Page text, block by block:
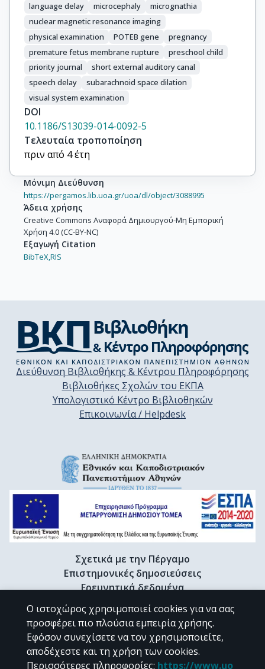
language delay
microcephaly
micrognathia
nuclear magnetic resonance imaging
physical examination
POTEB gene
pregnancy
premature fetus membrane rupture
preschool child
priority journal
short external auditory canal
speech delay
subarachnoid space dilation
visual system examination
DOI
10.1186/S13039-014-0092-5
Τελευταία τροποποίηση
πριν από 4 έτη
Μόνιμη Διεύθυνση
https://pergamos.lib.uoa.gr/uoa/dl/object/3088995
Άδεια χρήσης
Creative Commons Αναφορά Δημιουργού-Μη Εμπορική
Χρήση 4.0 (CC-BY-NC)
Εξαγωγή Citation
BibTeX,RIS
Διεύθυνση Βιβλιοθήκης & Κέντρου Πληροφόρησης
Βιβλιοθήκες Σχολών του ΕΚΠΑ
Υπολογιστικό Κέντρο Βιβλιοθηκών
Επικοινωνία / Helpdesk
Σχετικά με την Πέργαμο
Επιστημονικές δημοσιεύσεις
Ερευνητικά δεδομένα
Διδακτορικές διατριβές & Γκρίζα βιβλιογραφία
Προφίλ Ερευνητή
CC BY-NC 4.0
Ο ιστοχώρος χρησιμοποιεί cookies για να σας
προσφέρει πιο πλούσια εμπειρία χρήσης.
Εφόσον συνεχίσετε να τον χρησιμοποιείτε,
αποδέχεστε και τη χρήση των cookies.
Περισσότερες πληροφορίες: https://www.uo